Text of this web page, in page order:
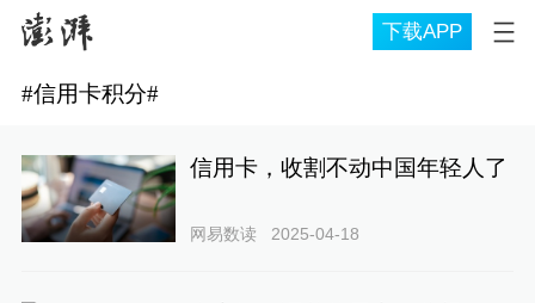
下载APP
#信用卡积分#
信用卡，收割不动中国年轻人了
网易数读 2025-04-18